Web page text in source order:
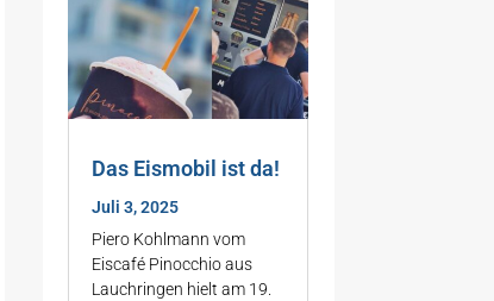
Das Eismobil ist da!
Juli 3, 2025
Piero Kohlmann vom
Eiscafé Pinocchio aus
Lauchringen hielt am 19.